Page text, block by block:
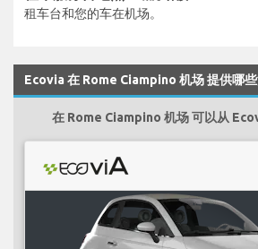
租车台和您的车在机场。
Ecovia 在 Rome Ciampino 机场 提供哪些
在 Rome Ciampino 机场 可以从